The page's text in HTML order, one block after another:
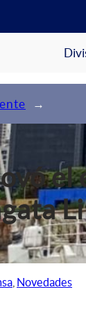
→
Novedades